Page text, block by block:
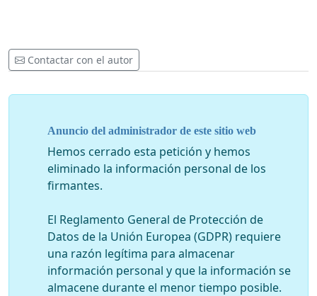
ENVIEN ESTO A TODO PANAMA Y LATINOAMERICA para
TENEMOS POCO TIEMPO!
Sr. Presidente, escuche su pueblo y a Iberoamérica .
Contactar con el autor
Anuncio del administrador de este sitio web
Hemos cerrado esta petición y hemos
eliminado la información personal de los
firmantes.
El Reglamento General de Protección de
Datos de la Unión Europea (GDPR) requiere
una razón legítima para almacenar
información personal y que la información se
almacene durante el menor tiempo posible.